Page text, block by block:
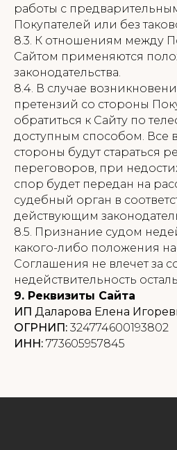
работы с
Покупателей или без
8.3. К отношениям между
Сайтом применяются
законодательства.
8.4. В случае
претензий со стороны
обратиться к Сайту по
доступным способом. Все
стороны будут стараться
переговоров, при
спор будет передан на
судебный орган в
действующим
8.5. Признание судом
какого-либо положения
Соглашения не влечет за
недействительность
9. Реквизиты Сайта
ИП Даларова Елена
ОГРНИП: 324774600193802
ИНН: 773605957845